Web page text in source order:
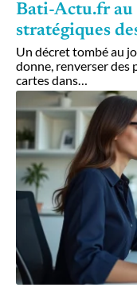
Bati-Actu.fr au
stratégiques
Un décret tombé au
donne, renverser des
cartes dans